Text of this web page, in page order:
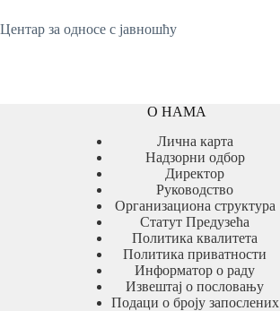
Центар за односе с јавношћу
О НАМА
Лична карта
Надзорни одбор
Директор
Руководство
Организациона структура
Статут Предузећа
Политика квалитета
Политика приватности
Информатор о раду
Извештај о пословању
Подаци о броју запослених